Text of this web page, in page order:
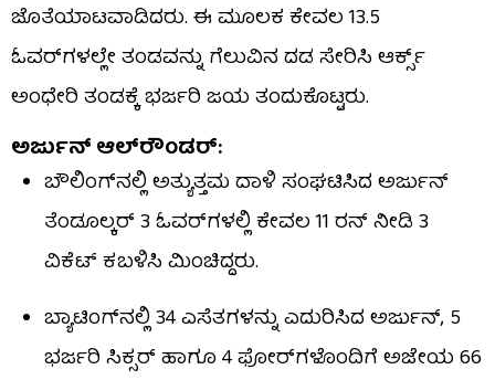
ಜೊತೆಯಾಟವಾಡಿದರು. ಈ ಮೂಲಕ ಕೇವಲ 13.5
ಓವರ್‌ಗಳಲ್ಲೇ ತಂಡವನ್ನು ಗೆಲುವಿನ ದಡ ಸೇರಿಸಿ ಆರ್ಕ್ಸ್
ಅಂಧೇರಿ ತಂಡಕ್ಕೆ ಭರ್ಜರಿ ಜಯ ತಂದುಕೊಟ್ಟರು.
ಅರ್ಜುನ್ ಆಲ್​ರೌಂಡರ್:
ಬೌಲಿಂಗ್​ನಲ್ಲಿ ಅತ್ಯುತ್ತಮ ದಾಳಿ ಸಂಘಟಿಸಿದ ಅರ್ಜುನ್
ತೆಂಡೂಲ್ಕರ್ 3 ಓವರ್​ಗಳಲ್ಲಿ ಕೇವಲ 11 ರನ್ ನೀಡಿ 3
ವಿಕೆಟ್ ಕಬಳಿಸಿ ಮಿಂಚಿದ್ದರು.
ಬ್ಯಾಟಿಂಗ್​ನಲ್ಲಿ 34 ಎಸೆತಗಳನ್ನು ಎದುರಿಸಿದ ಅರ್ಜುನ್, 5
ಭರ್ಜರಿ ಸಿಕ್ಸರ್ ಹಾಗೂ 4 ಫೋರ್​ಗಳೊಂದಿಗೆ ಅಜೇಯ 66